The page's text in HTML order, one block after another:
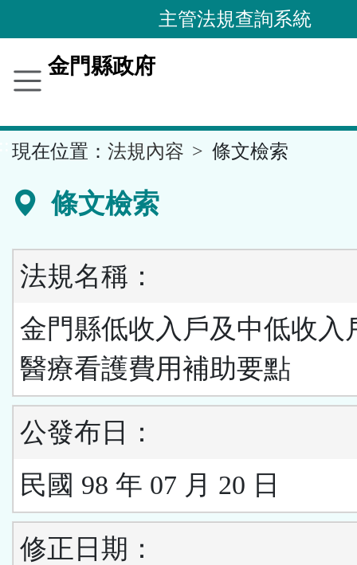
到
要
容
區
主管法規查詢系統
金門縣政府
現在位置： 法規內容 條文檢索
條文檢索
法規名稱：
金門縣低收入戶及中低收入
醫療看護費用補助要點
公發布日：
民國 98 年 07 月 20 日
修正日期：